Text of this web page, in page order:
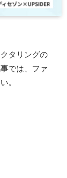
タリングの
では、ファ
。